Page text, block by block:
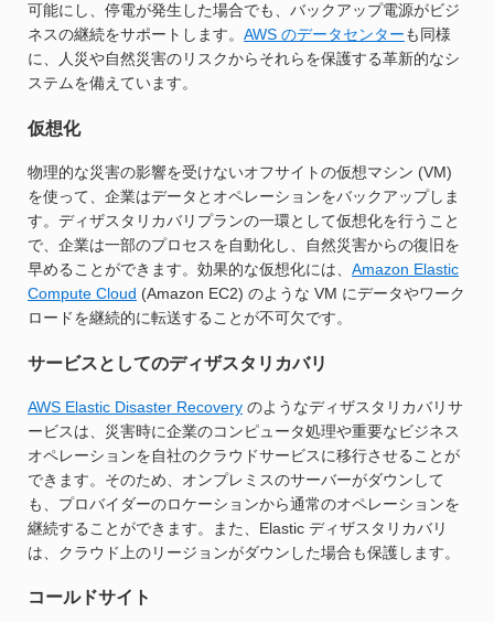
可能にし、停電が発生した場合でも、バックアップ電源がビジ
ネスの継続をサポートします。 AWS のデータセンターも同様
に、人災や自然災害のリスクからそれらを保護する革新的なシ
ステムを備えています。
仮想化
物理的な災害の影響を受けないオフサイトの仮想マシン (VM)
を使って、企業はデータとオペレーションをバックアップしま
す。ディザスタリカバリプランの一環として仮想化を行うこと
で、企業は一部のプロセスを自動化し、自然災害からの復旧を
早めることができます。効果的な仮想化には、 Amazon Elastic
Compute Cloud (Amazon EC2) のような VM にデータやワーク
ロードを継続的に転送することが不可欠です。
サービスとしてのディザスタリカバリ
AWS Elastic Disaster Recovery のようなディザスタリカバリサ
ービスは、災害時に企業のコンピュータ処理や重要なビジネス
オペレーションを自社のクラウドサービスに移行させることが
できます。そのため、オンプレミスのサーバーがダウンして
も、プロバイダーのロケーションから通常のオペレーションを
継続することができます。また、Elastic ディザスタリカバリ
は、クラウド上のリージョンがダウンした場合も保護します。
コールドサイト